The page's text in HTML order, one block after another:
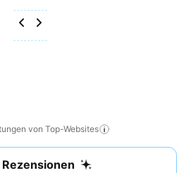
von Top-Websites